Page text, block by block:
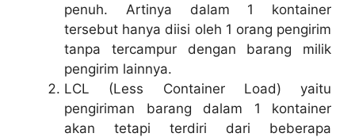
penuh. Artinya dalam 1 kontainer
tersebut hanya diisi oleh 1 orang pengirim
tanpa tercampur dengan barang milik
pengirim lainnya.
LCL (Less Container Load) yaitu
pengiriman barang dalam 1 kontainer
akan tetapi terdiri dari beberapa